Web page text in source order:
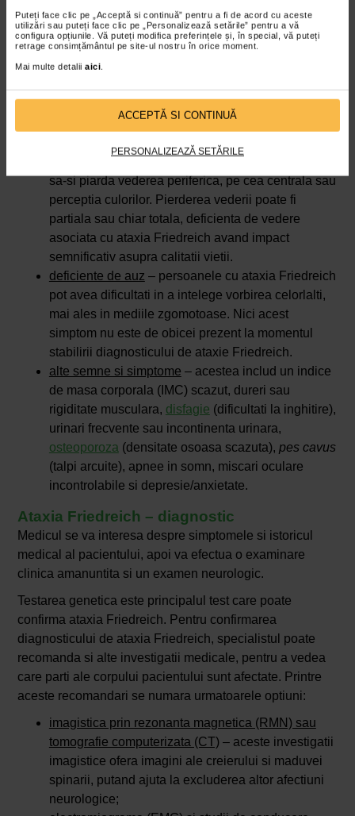
Puteți face clic pe „Acceptă si continuă” pentru a fi de acord cu aceste
utilizări sau puteți face clic pe „Personalizează setările” pentru a vă
configura opțiunile. Vă puteți modifica preferințele și, în special, vă puteți
retrage consimțământul pe site-ul nostru în orice moment.
Mai multe detalii aici.
ACCEPTĂ SI CONTINUĂ
PERSONALIZEAZĂ SETĂRILE
ataxia Friedreich, putand ingreuna activitatile de zi
cu zi.
dizartrie– in timp, pacientii care sufera de ataxia
Friedreich pot incepe sa se confrunte cu
tulburari de vedere – desi acestea nu sunt de
obicei prezente la momentul diagnosticarii,
sa-si piarda vederea periferica, pe cea centrala sau
perceptia culorilor. Pierderea vederii poate fi
partiala sau chiar totala, deficienta de vedere
asociata cu ataxia Friedreich avand impact
semnificativ asupra calitatii vietii.
deficiente de auz – persoanele cu ataxia Friedreich
pot avea dificultati in a intelege vorbirea celorlalti,
mai ales in mediile zgomotoase. Nici acest
simptom nu este de obicei prezent la momentul
stabilirii diagnosticului de ataxie Friedreich.
alte semne si simptome – acestea includ un indice
de masa corporala (IMC) scazut, dureri sau
rigiditate musculara, disfagie (dificultati la inghitire),
urinari frecvente sau incontinenta urinara,
osteoporoza (densitate osoasa scazuta), pes cavus
(talpi arcuite), apnee in somn, miscari oculare
incontrolabile si depresie/anxietate.
Ataxia Friedreich – diagnostic
Medicul se va interesa despre simptomele si istoricul
medical al pacientului, apoi va efectua o examinare
clinica amanuntita si un examen neurologic.
Testarea genetica este principalul test care poate
confirma ataxia Friedreich. Pentru confirmarea
diagnosticului de ataxia Friedreich, specialistul poate
recomanda si alte investigatii medicale, pentru a vedea
care parti ale corpului pacientului sunt afectate. Printre
aceste recomandari se numara urmatoarele optiuni:
imagistica prin rezonanta magnetica (RMN) sau
tomografie computerizata (CT) – aceste investigatii
imagistice ofera imagini ale creierului si maduvei
spinarii, putand ajuta la excluderea altor afectiuni
neurologice;